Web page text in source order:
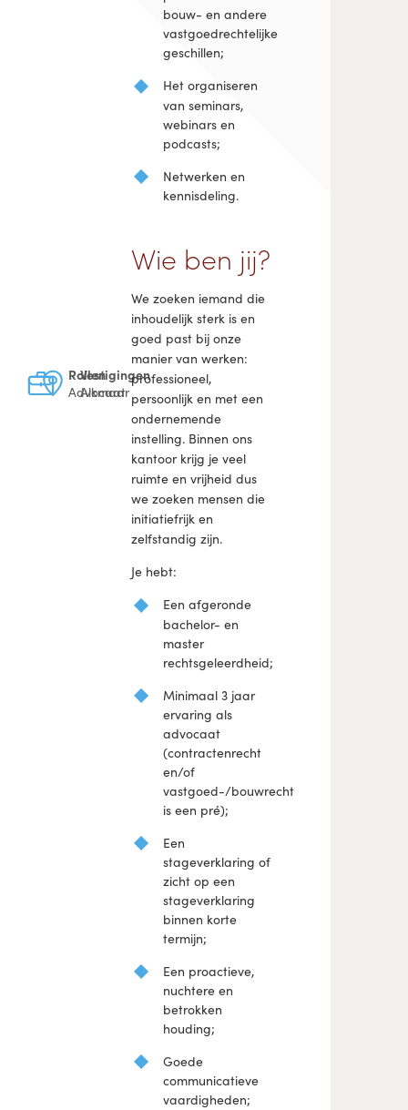
Rollen
Advocaat
Vestigingen
Alkmaar
bouw- en andere
vastgoedrechtelijke
geschillen;
Het organiseren
van seminars,
webinars en
podcasts;
Netwerken en
kennisdeling.
Wie ben jij?
We zoeken iemand die
inhoudelijk sterk is en
goed past bij onze
manier van werken:
professioneel,
persoonlijk en met een
ondernemende
instelling. Binnen ons
kantoor krijg je veel
ruimte en vrijheid dus
we zoeken mensen die
initiatiefrijk en
zelfstandig zijn.
Je hebt:
Een afgeronde
bachelor- en
master
rechtsgeleerdheid;
Minimaal 3 jaar
ervaring als
advocaat
(contractenrecht
en/of
vastgoed-/bouwrecht
is een pré);
Een
stageverklaring of
zicht op een
stageverklaring
binnen korte
termijn;
Een proactieve,
nuchtere en
betrokken
houding;
Goede
communicatieve
vaardigheden;